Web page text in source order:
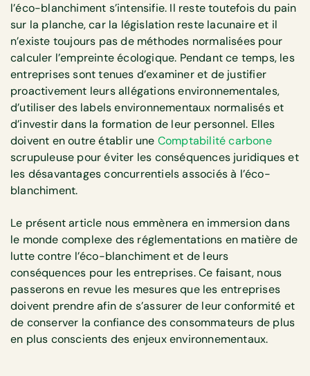
l’éco-blanchiment s’intensifie. Il reste toutefois du pain
sur la planche, car la législation reste lacunaire et il
n’existe toujours pas de méthodes normalisées pour
calculer l’empreinte écologique. Pendant ce temps, les
entreprises sont tenues d’examiner et de justifier
proactivement leurs allégations environnementales,
d’utiliser des labels environnementaux normalisés et
d’investir dans la formation de leur personnel. Elles
doivent en outre établir une Comptabilité carbone
scrupuleuse pour éviter les conséquences juridiques et
les désavantages concurrentiels associés à l’éco-
blanchiment.
Le présent article nous emmènera en immersion dans
le monde complexe des réglementations en matière de
lutte contre l’éco-blanchiment et de leurs
conséquences pour les entreprises. Ce faisant, nous
passerons en revue les mesures que les entreprises
doivent prendre afin de s’assurer de leur conformité et
de conserver la confiance des consommateurs de plus
en plus conscients des enjeux environnementaux.